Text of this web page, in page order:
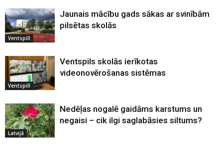
Ventspilī
Jaunais mācību gads sākas ar svinībām
pilsētas skolās
Ventspilī
Ventspils skolās ierīkotas
videonovērošanas sistēmas
Latvijā
Nedēļas nogalē gaidāms karstums un
negaisi – cik ilgi saglabāsies siltums?